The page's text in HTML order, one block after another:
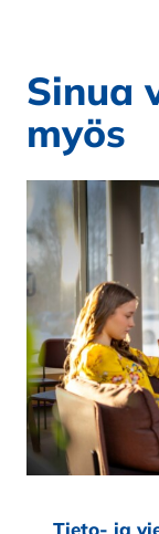
Sinua
myös
Tieto- ja